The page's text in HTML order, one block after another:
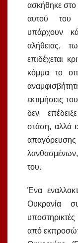
ασκήθηκε
αυτού του
υπάρχουν
αλήθειας,
επιδέχεται
κόμμα το
εκτιμήσεις
δεν
στάση, αλλά
του.
Ένα
Ουκρανία
από